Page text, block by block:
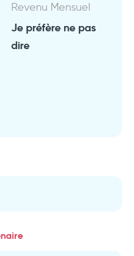
Revenu Mensuel
Je préfère ne pas
dire